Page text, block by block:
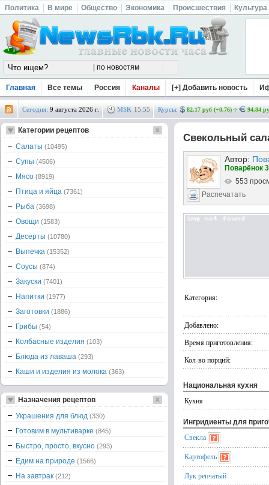
Политика В мире Общество Экономика Происшествия Культура
Главная Все темы Россия Каналы [+] Добавить новость
Сегодня: 9 августа 2026 г. MSK 15:55 Курсы: 82.17 руб (+0.76) 94.84
Свекольный
Автор:
Поварёнок
553
Распечатать
Категория:
Добавлено:
Время приготовления:
Кол-во порций:
Национальная кухня
Кухня
Ингридиенты для
Свекла
Картофель
Лук репчатый
Категории рецептов
Салаты (10495)
Супы (4506)
Мясо (8919)
Птица и яйца (7361)
Рыба (3698)
Овощи (1583)
Десерты (10780)
Выпечка (15352)
Соусы (874)
Закуски (7401)
Напитки (1977)
Заготовки (1886)
Грибы (54)
Колбасные изделия (103)
Блюда из лаваша (293)
Каши и изделия из молока (363)
Назначения рецептов
Украшения для блюд (330)
Готовим в мультиварке (845)
Быстро, просто, вкусно (293)
Едим на природе (1566)
На завтрак (212)